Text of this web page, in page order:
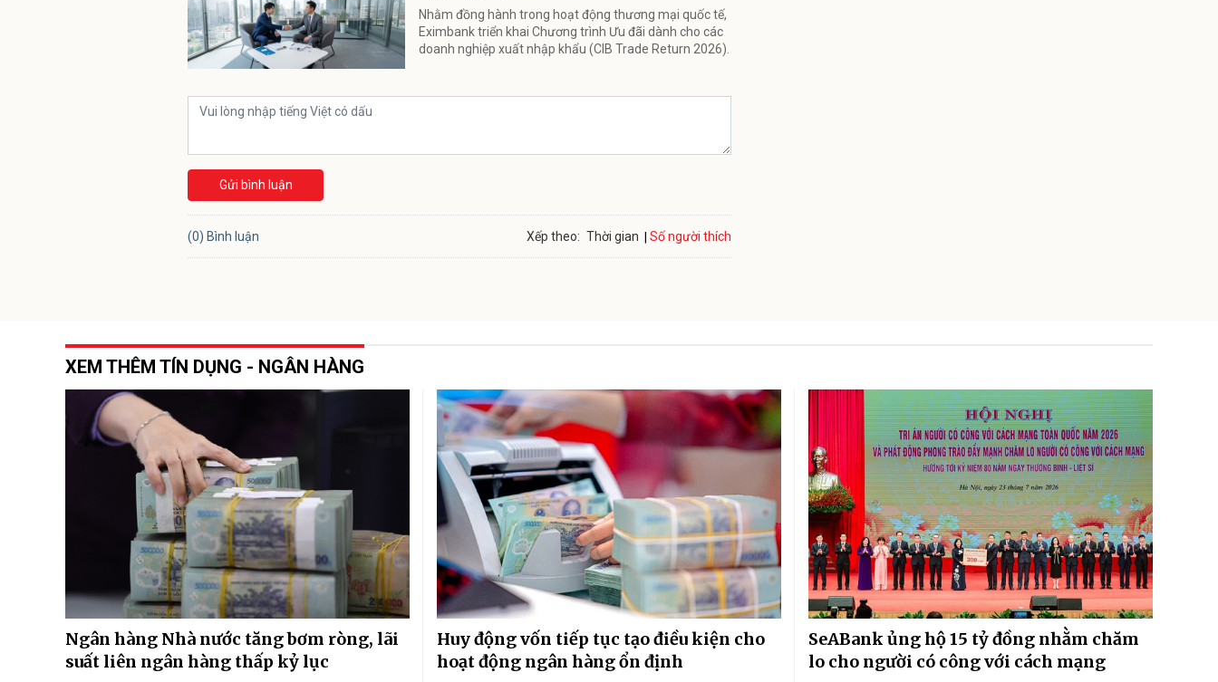
Nhằm đồng hành trong hoạt động thương mại quốc tế,
Eximbank triển khai Chương trình Ưu đãi dành cho các
doanh nghiệp xuất nhập khẩu (CIB Trade Return 2026).
Gửi bình luận
(0) Bình luận Xếp theo: Thời gian Số người thích
XEM THÊM TÍN DỤNG - NGÂN HÀNG
Ngân hàng Nhà nước tăng bơm ròng, lãi
suất liên ngân hàng thấp kỷ lục
Huy động vốn tiếp tục tạo điều kiện cho
hoạt động ngân hàng ổn định
SeABank ủng hộ 15 tỷ đồng nhằm chăm
lo cho người có công với cách mạng